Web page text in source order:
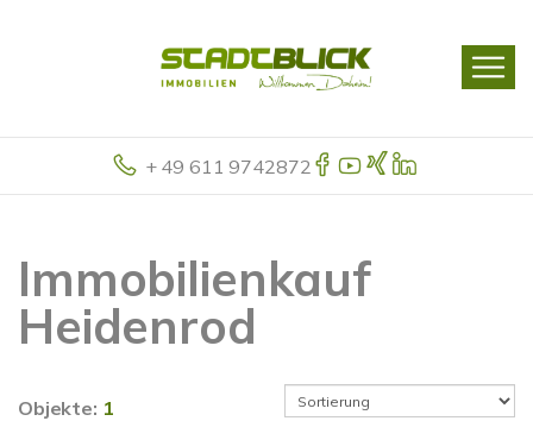
+ 49 611 9742872
Immobilienkauf
Heidenrod
Objekte: 1